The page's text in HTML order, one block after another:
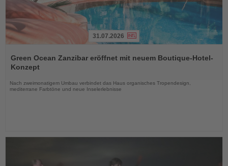
Sie
die
Nachrichten
31.07.2026
Green Ocean Zanzibar eröffnet mit neuem Boutique-Hotel-
Konzept
Nach zweimonatigem Umbau verbindet das Haus organisches Tropendesign,
mediterrane Farbtöne und neue Inselerlebnisse